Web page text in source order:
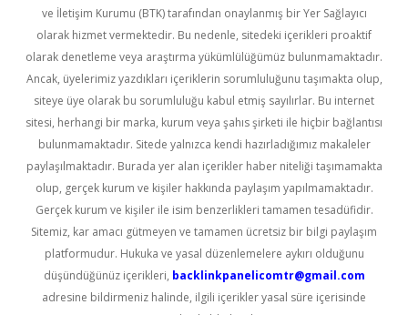
ve İletişim Kurumu (BTK) tarafından onaylanmış bir Yer Sağlayıcı
olarak hizmet vermektedir. Bu nedenle, sitedeki içerikleri proaktif
olarak denetleme veya araştırma yükümlülüğümüz bulunmamaktadır.
Ancak, üyelerimiz yazdıkları içeriklerin sorumluluğunu taşımakta olup,
siteye üye olarak bu sorumluluğu kabul etmiş sayılırlar. Bu internet
sitesi, herhangi bir marka, kurum veya şahıs şirketi ile hiçbir bağlantısı
bulunmamaktadır. Sitede yalnızca kendi hazırladığımız makaleler
paylaşılmaktadır. Burada yer alan içerikler haber niteliği taşımamakta
olup, gerçek kurum ve kişiler hakkında paylaşım yapılmamaktadır.
Gerçek kurum ve kişiler ile isim benzerlikleri tamamen tesadüfidir.
Sitemiz, kar amacı gütmeyen ve tamamen ücretsiz bir bilgi paylaşım
platformudur. Hukuka ve yasal düzenlemelere aykırı olduğunu
düşündüğünüz içerikleri, backlinkpanelicomtr@gmail.com
adresine bildirmeniz halinde, ilgili içerikler yasal süre içerisinde